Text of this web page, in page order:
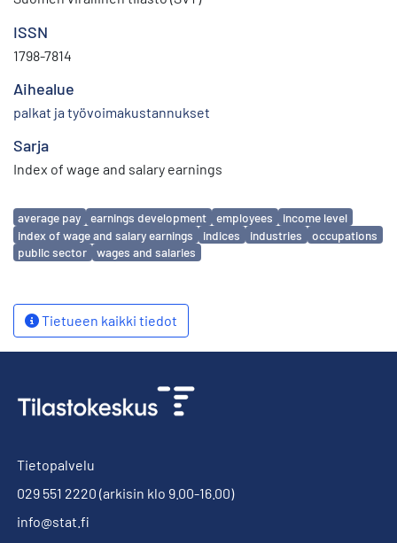
ISSN
1798-7814
Aihealue
palkat ja työvoimakustannukset
Sarja
Index of wage and salary earnings
Avainsanat
average pay earnings development employees
income level
index of wage and salary earnings
indices industries
occupations
public sector
wages and salaries
Tietueen kaikki tiedot
Tietopalvelu
029 551 2220 (arkisin klo 9.00-16.00)
info@stat.fi